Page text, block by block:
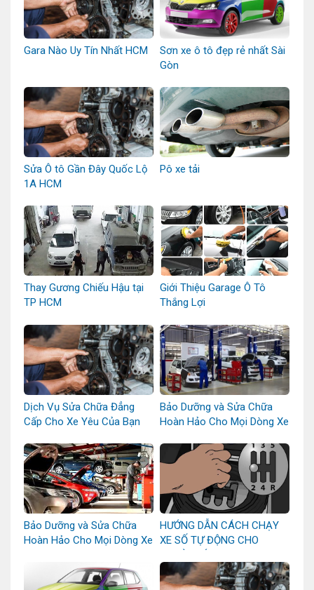
Gara Nào Uy Tín Nhất HCM
Sơn xe ô tô đẹp rẻ nhất Sài
Gòn
Sửa Ô tô Gần Đây Quốc Lộ
1A HCM
Pô xe tải
Thay Gương Chiếu Hậu tại
TP HCM
Giới Thiệu Garage Ô Tô
Thắng Lợi
Dịch Vụ Sửa Chữa Đẳng
Cấp Cho Xe Yêu Của Bạn
Bảo Dưỡng và Sửa Chữa
Hoàn Hảo Cho Mọi Dòng Xe
Bảo Dưỡng và Sửa Chữa
Hoàn Hảo Cho Mọi Dòng Xe
HƯỚNG DẪN CÁCH CHẠY
XE SỐ TỰ ĐỘNG CHO